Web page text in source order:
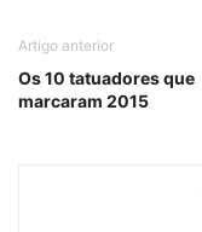
Artigo anterior
Os 10 tatuadores que
marcaram 2015